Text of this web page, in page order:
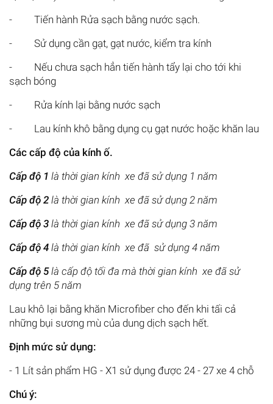
- Tiến hành Rửa sạch bằng nước sạch.
- Sử dụng cần gạt, gạt nước, kiểm tra kính
- Nếu chưa sạch hẳn tiến hành tẩy lại cho tới khi
sạch bóng
- Rửa kính lại bằng nước sạch
- Lau kính khô bằng dụng cụ gạt nước hoặc khăn lau
Các cấp độ của kính ố.
Cấp độ 1 là thời gian kính xe đã sử dụng 1 năm
Cấp độ 2 là thời gian kính xe đã sử dụng 2 năm
Cấp độ 3 là thời gian kính xe đã sử dụng 3 năm
Cấp độ 4 là thời gian kính xe đã sử dụng 4 năm
Cấp độ 5là cấp độ tối đa mà thời gian kính xe đã sử
dụng trên 5 năm
Lau khô lại bằng khăn Microfiber cho đến khi tấi cả
những bụi sương mù của dung dịch sạch hết.
Định mức sử dụng:
- 1 Lít sản phẩm HG - X1 sử dụng được 24 - 27 xe 4 chỗ
Chú ý: